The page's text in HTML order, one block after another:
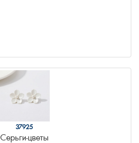
37925
Серьги-цветы